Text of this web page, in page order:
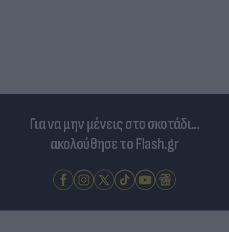
Για να μην μένεις στο σκοτάδι...
ακολούθησε το Flash.gr